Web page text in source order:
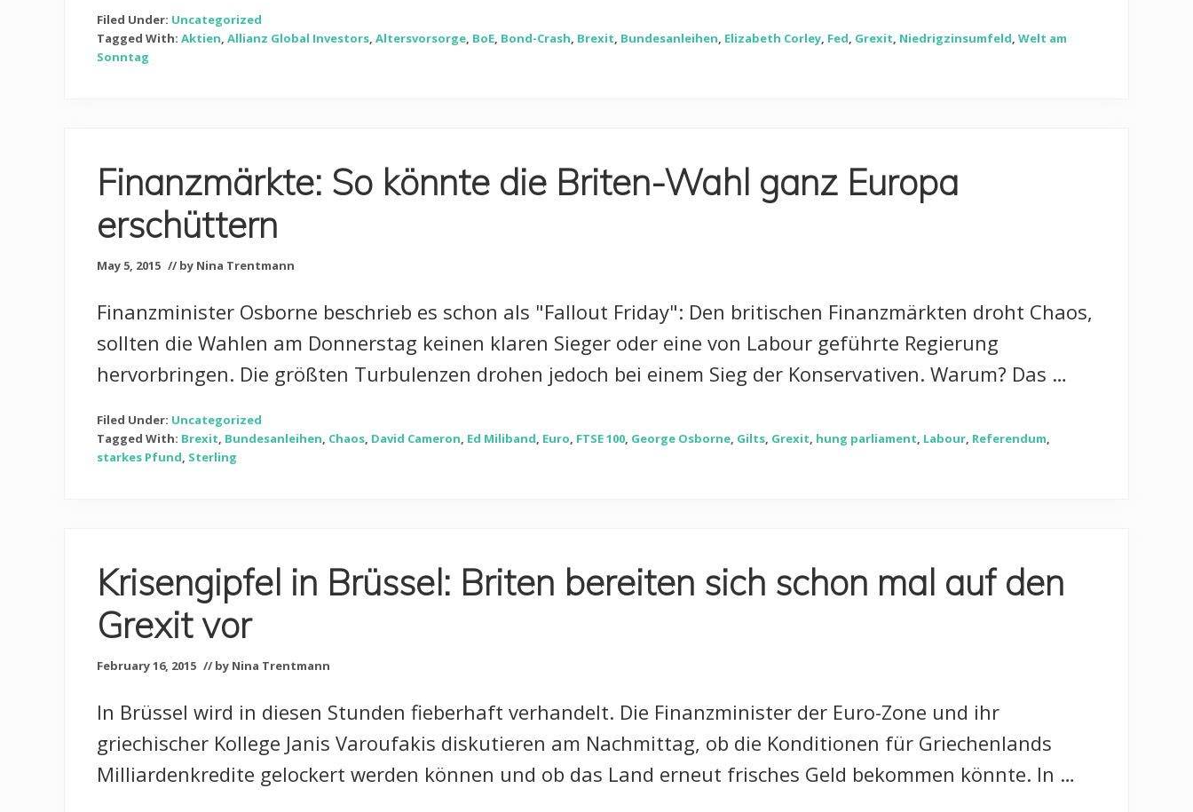
Filed Under: Uncategorized
Tagged With: Aktien, Allianz Global Investors, Altersvorsorge, BoE, Bond-Crash, Brexit, Bundesanleihen, Elizabeth Corley, Fed, Grexit, Niedrigzinsumfeld, Welt am
Sonntag
Finanzmärkte: So könnte die Briten-Wahl ganz Europa
erschüttern
May 5, 2015 // by Nina Trentmann
Finanzminister Osborne beschrieb es schon als "Fallout Friday": Den britischen Finanzmärkten droht Chaos,
sollten die Wahlen am Donnerstag keinen klaren Sieger oder eine von Labour geführte Regierung
hervorbringen. Die größten Turbulenzen drohen jedoch bei einem Sieg der Konservativen. Warum? Das …
Filed Under: Uncategorized
Tagged With: Brexit, Bundesanleihen, Chaos, David Cameron, Ed Miliband, Euro, FTSE 100, George Osborne, Gilts, Grexit, hung parliament, Labour, Referendum,
starkes Pfund, Sterling
Krisengipfel in Brüssel: Briten bereiten sich schon mal auf den
Grexit vor
February 16, 2015 // by Nina Trentmann
In Brüssel wird in diesen Stunden fieberhaft verhandelt. Die Finanzminister der Euro-Zone und ihr
griechischer Kollege Janis Varoufakis diskutieren am Nachmittag, ob die Konditionen für Griechenlands
Milliardenkredite gelockert werden können und ob das Land erneut frisches Geld bekommen könnte. In …